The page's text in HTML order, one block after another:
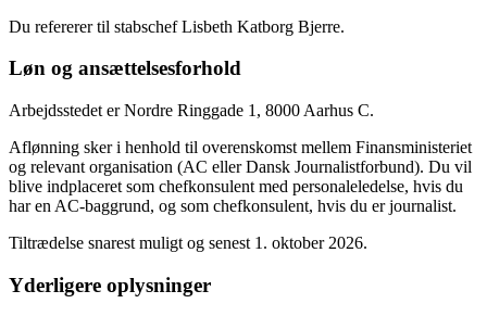
Du refererer til stabschef Lisbeth Katborg Bjerre.
Løn og ansættelsesforhold
Arbejdsstedet er Nordre Ringgade 1, 8000 Aarhus C.
Aflønning sker i henhold til overenskomst mellem Finansministeriet
og relevant organisation (AC eller Dansk Journalistforbund). Du vil
blive indplaceret som chefkonsulent med personaleledelse, hvis du
har en AC-baggrund, og som chefkonsulent, hvis du er journalist.
Tiltrædelse snarest muligt og senest 1. oktober 2026.
Yderligere oplysninger